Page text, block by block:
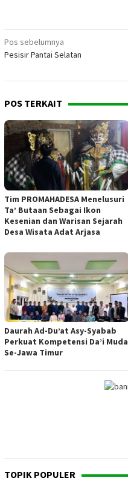
Navigasi
pos
Pos sebelumnya
Pesisir Pantai Selatan
POS TERKAIT
Tim PROMAHADESA Menelusuri
Ta’ Butaan Sebagai Ikon
Kesenian dan Warisan Sejarah
Desa Wisata Adat Arjasa
Daurah Ad-Du’at Asy-Syabab
Perkuat Kompetensi Da’i Muda
Se-Jawa Timur
TOPIK POPULER